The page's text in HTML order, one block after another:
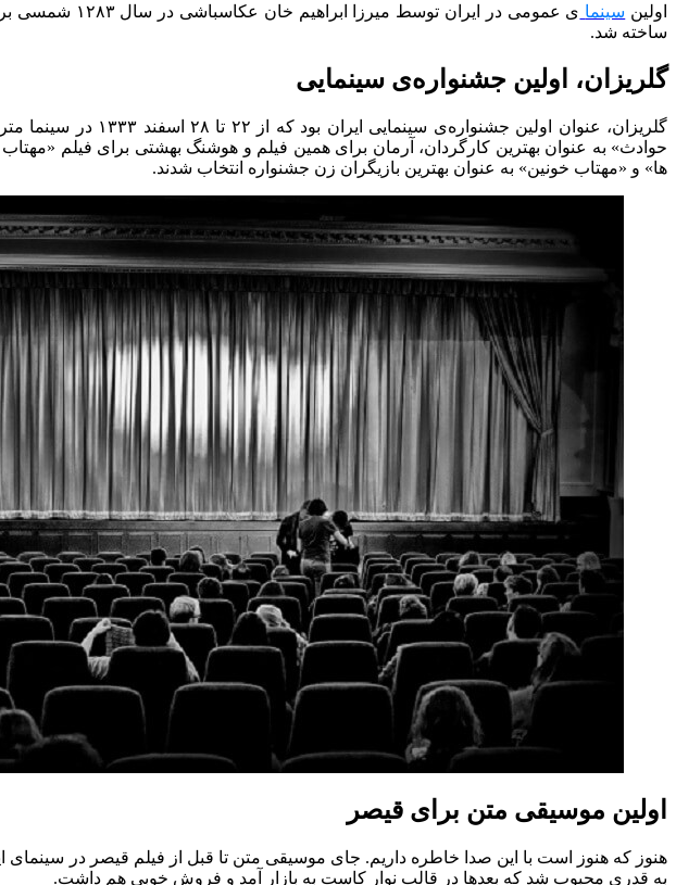
اولین سینما
ساخته شد.
گلریزان، اولین جشنواره‌ی سینمایی
گلریزان، عنوان
حوادث» به عنوان بهترین کارگردان، آرمان برای همین فیلم و هوشنگ بهشتی برای فیلم «مهتاب
ها» و «مهتاب خونین» به عنوان بهترین بازیگران زن جشنواره انتخاب شدند.
اولین موسیقی متن برای قیصر
هنوز که هنوز است با این صدا خاطره داریم. جای موسیقی متن تا قبل از فیلم قیصر در
به قدری محبوب شد که بعدها در قالب نوار کاست به بازار آمد و فروش خوبی هم داشت.